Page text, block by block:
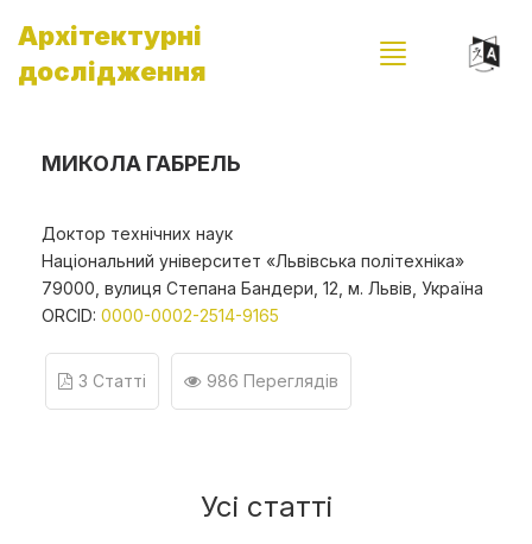
Архітектурні
дослідження
МИКОЛА ГАБРЕЛЬ
Доктор технічних наук
Національний університет «Львівська політехніка»
79000, вулиця Степана Бандери, 12, м. Львів, Україна
ORCID: 0000-0002-2514-9165
3 Статті 986 Переглядів
Усі статті